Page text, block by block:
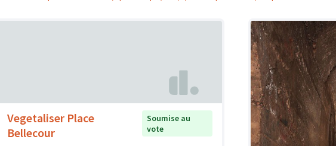
Vegetaliser Place
Bellecour
Soumise au
vote